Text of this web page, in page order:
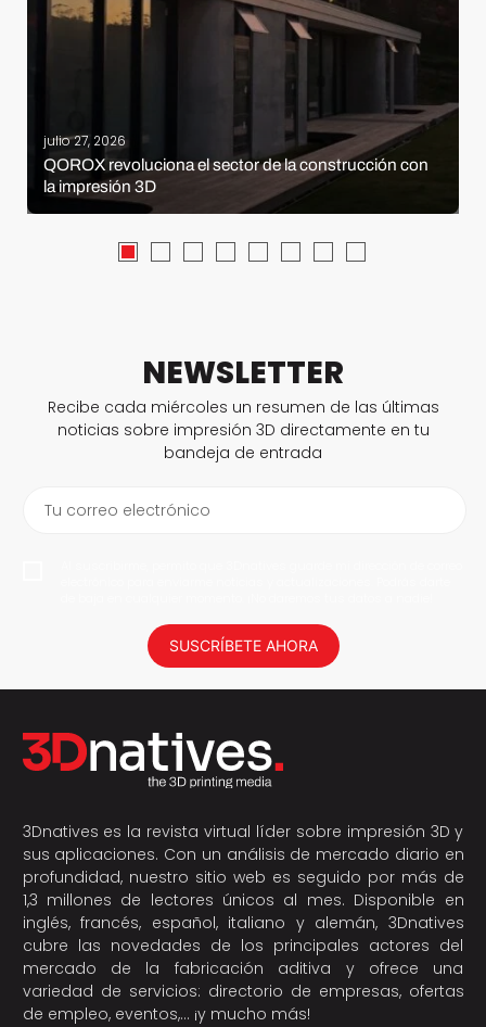
julio 27, 2026
QOROX revoluciona el sector de la construcción con
la impresión 3D
NEWSLETTER
Recibe cada miércoles un resumen de las últimas
noticias sobre impresión 3D directamente en tu
bandeja de entrada
Tu correo electrónico
SUSCRÍBETE AHORA
3Dnatives es la revista virtual líder sobre impresión 3D y
sus aplicaciones. Con un análisis de mercado diario en
profundidad, nuestro sitio web es seguido por más de
1,3 millones de lectores únicos al mes. Disponible en
inglés, francés, español, italiano y alemán, 3Dnatives
cubre las novedades de los principales actores del
mercado de la fabricación aditiva y ofrece una
variedad de servicios: directorio de empresas, ofertas
de empleo, eventos,… ¡y mucho más!